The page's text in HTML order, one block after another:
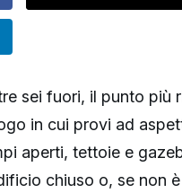
sei fuori, il punto più
in cui provi ad
aperti, tettoie e
chiuso o, se non